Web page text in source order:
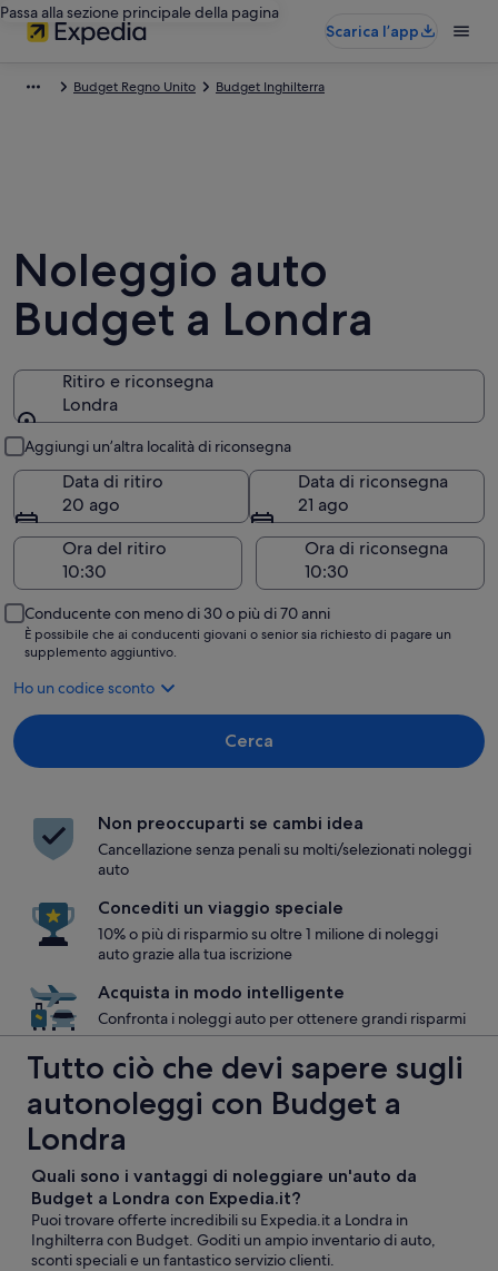
Passa alla sezione principale della pagina
Scarica l’app
Budget Regno Unito Budget Inghilterra
Noleggio auto
Budget a Londra
Ritiro e riconsegna
Londra
Aggiungi un’altra località di riconsegna
Data di ritiro
20 ago
Data di riconsegna
21 ago
Ora del ritiro
Ora di riconsegna
Conducente con meno di 30 o più di 70 anni
È possibile che ai conducenti giovani o senior sia richiesto di pagare un
supplemento aggiuntivo.
Ho un codice sconto
Cerca
Non preoccuparti se cambi idea
Cancellazione senza penali su molti/selezionati noleggi
auto
Concediti un viaggio speciale
10% o più di risparmio su oltre 1 milione di noleggi
auto grazie alla tua iscrizione
Acquista in modo intelligente
Confronta i noleggi auto per ottenere grandi risparmi
Tutto ciò che devi sapere sugli
autonoleggi con Budget a
Londra
Quali sono i vantaggi di noleggiare un'auto da
Budget a Londra con Expedia.it?
Puoi trovare offerte incredibili su Expedia.it a Londra in
Inghilterra con Budget. Goditi un ampio inventario di auto,
sconti speciali e un fantastico servizio clienti.